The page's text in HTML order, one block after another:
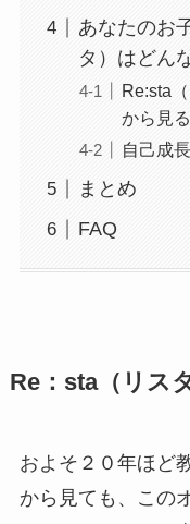
あなたのお
タ）はどん
Re:sta
から見
自己成
まとめ
FAQ
Re：sta（リス
およそ２０年ほど
から見ても、この